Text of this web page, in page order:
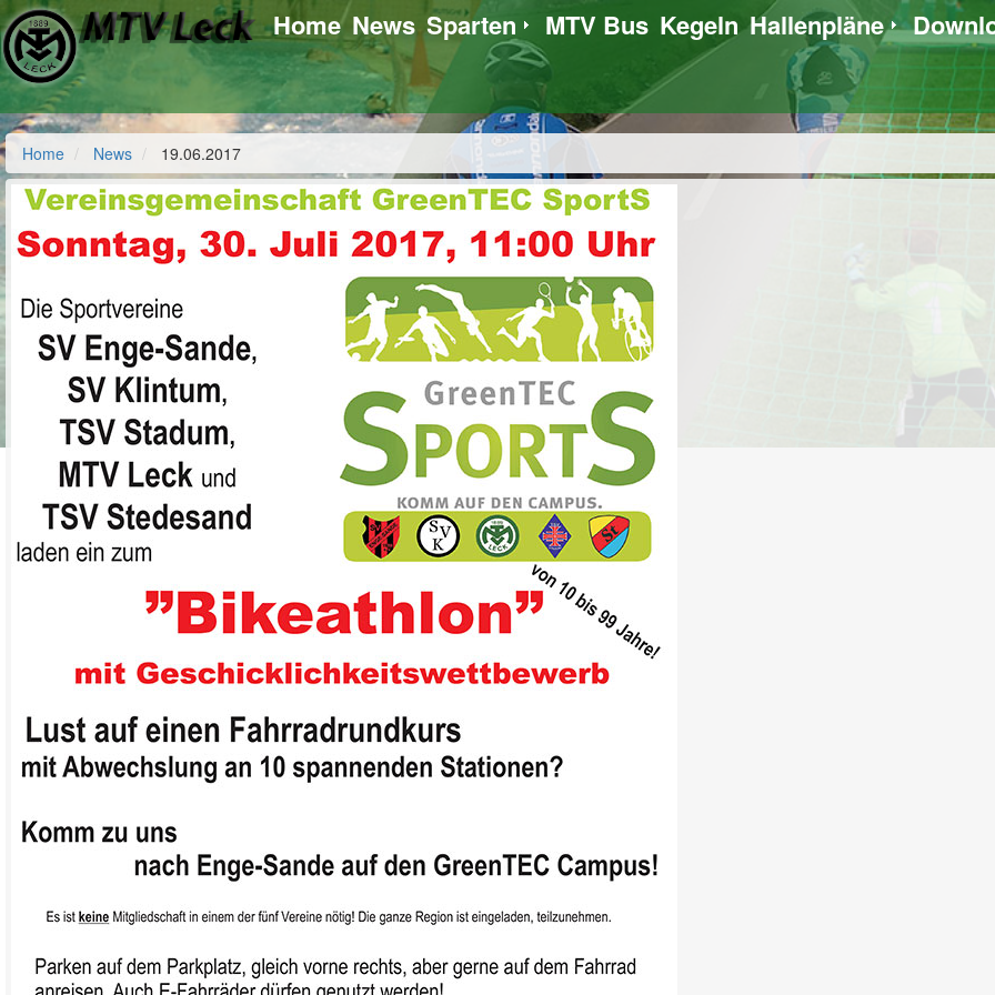
Home News Sparten MTV Bus Kegeln Hallenpläne
Home News 19.06.2017